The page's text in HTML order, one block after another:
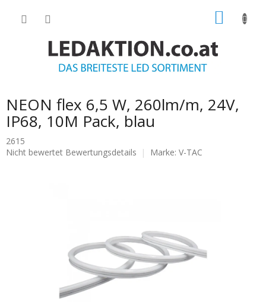
NEON flex 6,5 W, 260lm/m, 24V,
IP68, 10M Pack, blau
2615
Die
Nicht bewertet Bewertungsdetails Marke: V-TAC